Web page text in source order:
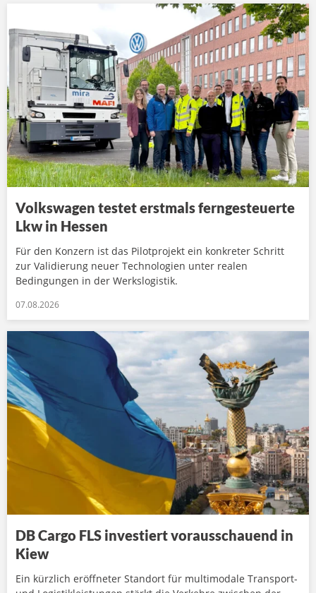
Volkswagen testet erstmals ferngesteuerte
Lkw in Hessen
Für den Konzern ist das Pilotprojekt ein konkreter Schritt
zur Validierung neuer Technologien unter realen
Bedingungen in der Werkslogistik.
07.08.2026
DB Cargo FLS investiert vorausschauend in
Kiew
Ein kürzlich eröffneter Standort für multimodale Transport-